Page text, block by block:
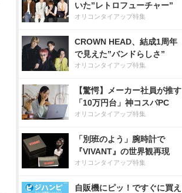
いた”レトロフューチャー”
オリコンタイアップ特集
CROWN HEAD、結成1周年
で見えた”バンドらしさ”
オリコンタイアップ特集
【驚愕】メーカー社員が推す
「10万円台」神コスパPC
オリコンタイアップ特集
「別班のよう」腕時計で
『VIVANT』の世界観再現
オリコンタイアップ特集
自販機にピッ！ですぐに買え